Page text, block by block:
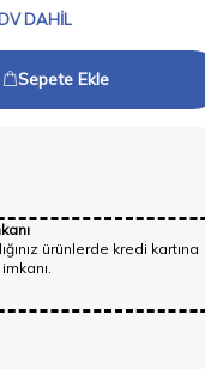
DAHİL
Sepete Ekle
ürünlerde kredi kartına